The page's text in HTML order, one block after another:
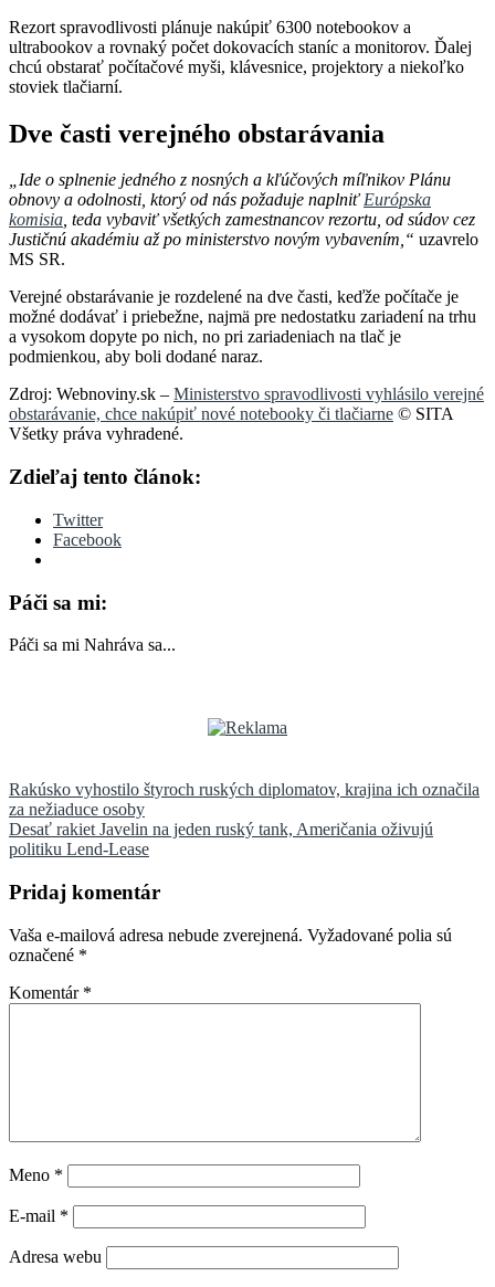
Rezort spravodlivosti plánuje nakúpiť 6300 notebookov a
ultrabookov a rovnaký počet dokovacích staníc a monitorov. Ďalej
chcú obstarať počítačové myši, klávesnice, projektory a niekoľko
stoviek tlačiarní.
Dve časti verejného obstarávania
„Ide o splnenie jedného z nosných a kľúčových míľnikov Plánu
obnovy a odolnosti, ktorý od nás požaduje naplniťEurópska
komisia, teda vybaviť všetkých zamestnancov rezortu, od súdov cez
Justičnú akadémiu až po ministerstvo novým vybavením,“ uzavrelo
MS SR.
Verejné obstarávanie je rozdelené na dve časti, keďže počítače je
možné dodávať i priebežne, najmä pre nedostatku zariadení na trhu
a vysokom dopyte po nich, no pri zariadeniach na tlač je
podmienkou, aby boli dodané naraz.
Zdroj: Webnoviny.sk – Ministerstvo spravodlivosti vyhlásilo verejné
obstarávanie, chce nakúpiť nové notebooky či tlačiarne © SITA
Všetky práva vyhradené.
Zdieľaj tento článok:
Twitter
Facebook
Páči sa mi:
Páči sa mi Nahráva sa...
Navigácia
v
článku
Rakúsko vyhostilo štyroch ruských diplomatov, krajina ich označila
za nežiaduce osoby
Desať rakiet Javelin na jeden ruský tank, Američania oživujú
politiku Lend-Lease
Pridaj komentár
Vaša e-mailová adresa nebude zverejnená. Vyžadované polia sú
označené *
Komentár *
Meno *
E-mail *
Adresa webu